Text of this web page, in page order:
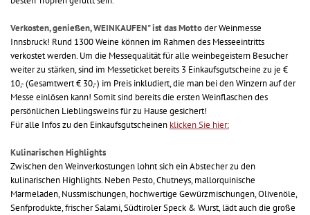
Verkosten, genießen, WEINKAUFEN" ist das Mottoder Weinmesse
Innsbruck! Rund 1300 Weine können im Rahmen des Messeeintritts
verkostet werden. Um die Messequalität für alle weinbegeistern Besucher
weiter zu stärken, sind im Messeticket bereits 3 Einkaufsgutscheine zu je €
10,- (Gesamtwert € 30,-) im Preis inkludiert, die man bei den Winzern auf der
Messe einlösen kann! Somit sind bereits die ersten Weinflaschen des
persönlichen Lieblingsweins für zu Hause gesichert!
Für alle Infos zu den Einkaufsgutscheinen klicken Sie hier:
Kulinarischen Highlights
Zwischen den Weinverkostungen lohnt sich ein Abstecher zu den
kulinarischen Highlights. Neben Pesto, Chutneys, mallorquinische
Marmeladen, Nussmischungen, hochwertige Gewürzmischungen, Olivenöle,
Senfprodukte, frischer Salami, Südtiroler Speck & Wurst, lädt auch die große